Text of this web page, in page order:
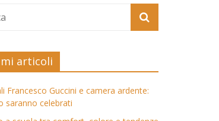
articoli
Francesco Guccini e camera ardente:
saranno celebrati